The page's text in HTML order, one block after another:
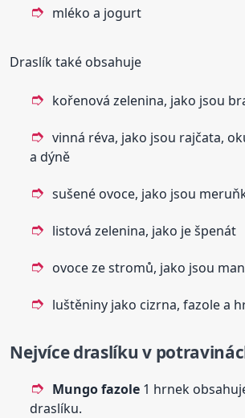
mléko a jogurt
Draslík také obsahuje
kořenová zelenina, jako jsou
vinná réva, jako jsou rajčata,
a dýně
sušené ovoce, jako jsou
listová zelenina, jako je špenát
ovoce ze stromů, jako jsou
luštěniny jako cizrna, fazole a
Nejvíce draslíku v
Mungo fazole 1 hrnek
draslíku.